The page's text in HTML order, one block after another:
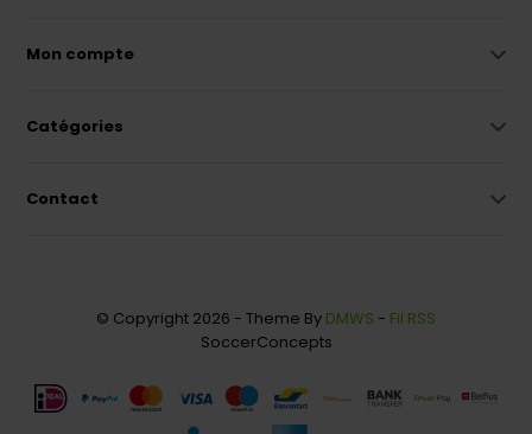
Mon compte
Catégories
Contact
© Copyright 2026 - Theme By DMWS - Fil RSS
SoccerConcepts